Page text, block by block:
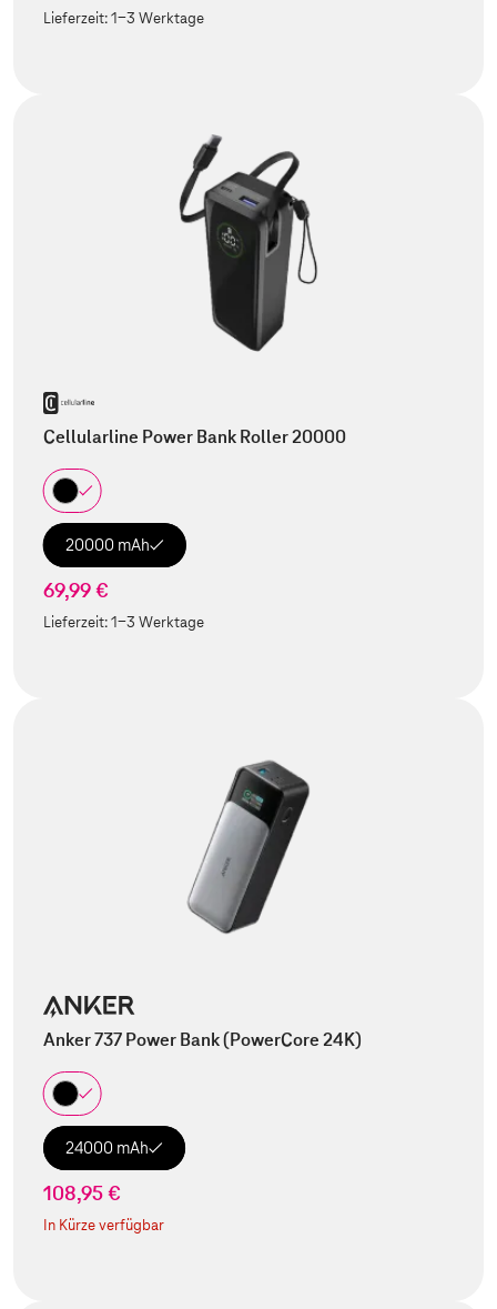
Lieferzeit:1-3 Werktage
Cellularline Power Bank Roller 20000
20000 mAh
69,99 €
Lieferzeit:1-3 Werktage
Anker 737 Power Bank (PowerCore 24K)
24000 mAh
108,95 €
In Kürze verfügbar